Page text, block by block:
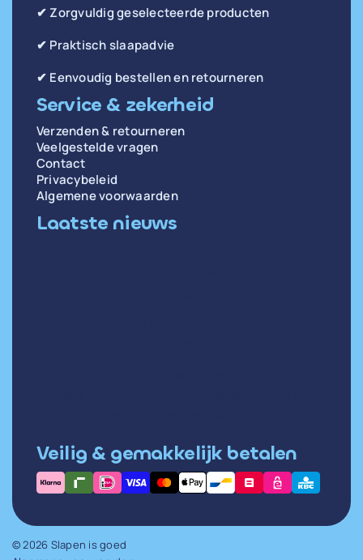
✔ Zorgvuldig geselecteerde producten
✔ Praktisch slaapadvie
✔ Eenvoudig bestellen en retourneren
Service & zekerheid
Verzenden & retourneren
Veelgestelde vragen
Contact
Privacybeleid
Algemene voorwaarden
Laatste nieuws
Veilig & gemakkelijk betalen
© 2026 Slapen is goed